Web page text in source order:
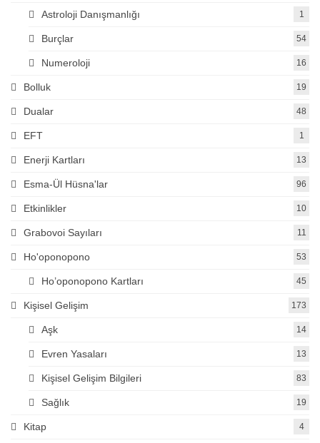
Astroloji Danışmanlığı 1
Burçlar 54
Numeroloji 16
Bolluk 19
Dualar 48
EFT 1
Enerji Kartları 13
Esma-Ül Hüsna'lar 96
Etkinlikler 10
Grabovoi Sayıları 11
Ho'oponopono 53
Ho’oponopono Kartları 45
Kişisel Gelişim 173
Aşk 14
Evren Yasaları 13
Kişisel Gelişim Bilgileri 83
Sağlık 19
Kitap 4